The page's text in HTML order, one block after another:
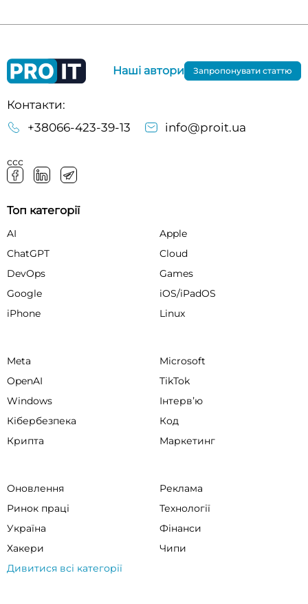
Контакти:
+38066-423-39-13
info@proit.ua
ссс
Наші автори Запропонувати статтю
Топ категорії
AI
Apple
ChatGPT
Cloud
DevOps
Games
Google
iOS/iPadOS
iPhone
Linux
Meta
Microsoft
OpenAI
TikTok
Windows
Інтервʼю
Кібербезпека
Код
Крипта
Маркетинг
Оновлення
Реклама
Ринок праці
Технології
Україна
Фінанси
Хакери
Чипи
Дивитися всі категорії